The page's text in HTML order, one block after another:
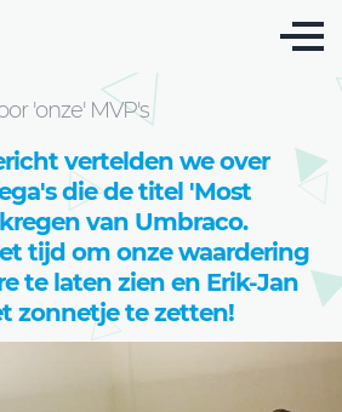
'onze' MVP's
vertelden we over
die de titel 'Most
van Umbraco.
tijd om onze waardering
te laten zien en Erik-Jan
zonnetje te zetten!